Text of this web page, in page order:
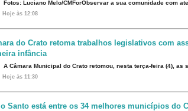
Fotos: Luciano Melo/CMForObservar a sua comunidade com
Hoje às 12:08
do Crato retoma trabalhos legislativos com
infância
A Câmara Municipal do Crato retomou, nesta terça-feira (4), as
Hoje às 11:30
Santo está entre os 34 melhores municípios do